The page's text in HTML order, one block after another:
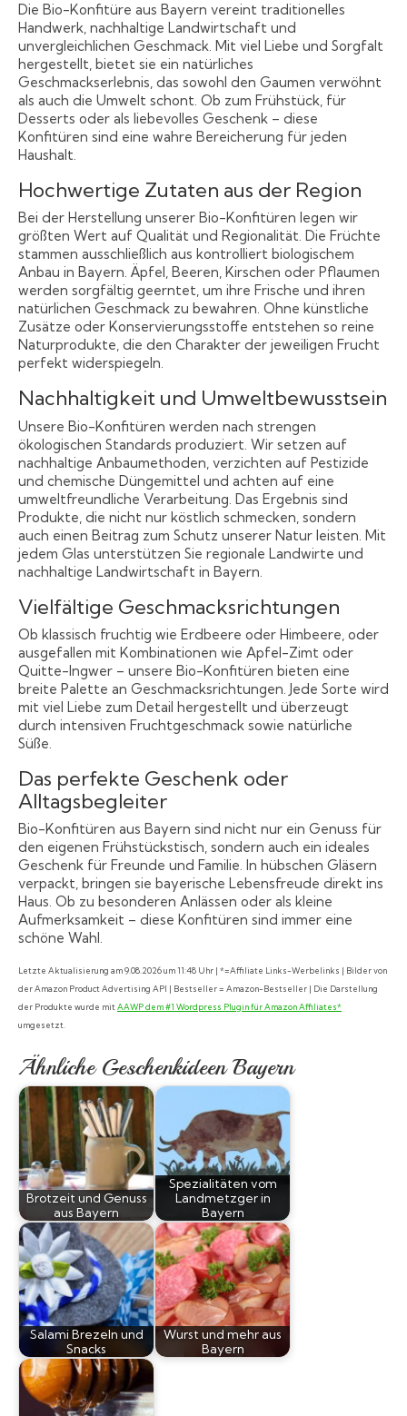
Die Bio-Konfitüre aus Bayern vereint traditionelles
Handwerk, nachhaltige Landwirtschaft und
unvergleichlichen Geschmack. Mit viel Liebe und Sorgfalt
hergestellt, bietet sie ein natürliches
Geschmackserlebnis, das sowohl den Gaumen verwöhnt
als auch die Umwelt schont. Ob zum Frühstück, für
Desserts oder als liebevolles Geschenk – diese
Konfitüren sind eine wahre Bereicherung für jeden
Haushalt.
Hochwertige Zutaten aus der Region
Bei der Herstellung unserer Bio-Konfitüren legen wir
größten Wert auf Qualität und Regionalität. Die Früchte
stammen ausschließlich aus kontrolliert biologischem
Anbau in Bayern. Äpfel, Beeren, Kirschen oder Pflaumen
werden sorgfältig geerntet, um ihre Frische und ihren
natürlichen Geschmack zu bewahren. Ohne künstliche
Zusätze oder Konservierungsstoffe entstehen so reine
Naturprodukte, die den Charakter der jeweiligen Frucht
perfekt widerspiegeln.
Nachhaltigkeit und Umweltbewusstsein
Unsere Bio-Konfitüren werden nach strengen
ökologischen Standards produziert. Wir setzen auf
nachhaltige Anbaumethoden, verzichten auf Pestizide
und chemische Düngemittel und achten auf eine
umweltfreundliche Verarbeitung. Das Ergebnis sind
Produkte, die nicht nur köstlich schmecken, sondern
auch einen Beitrag zum Schutz unserer Natur leisten. Mit
jedem Glas unterstützen Sie regionale Landwirte und
nachhaltige Landwirtschaft in Bayern.
Vielfältige Geschmacksrichtungen
Ob klassisch fruchtig wie Erdbeere oder Himbeere, oder
ausgefallen mit Kombinationen wie Apfel-Zimt oder
Quitte-Ingwer – unsere Bio-Konfitüren bieten eine
breite Palette an Geschmacksrichtungen. Jede Sorte wird
mit viel Liebe zum Detail hergestellt und überzeugt
durch intensiven Fruchtgeschmack sowie natürliche
Süße.
Das perfekte Geschenk oder
Alltagsbegleiter
Bio-Konfitüren aus Bayern sind nicht nur ein Genuss für
den eigenen Frühstückstisch, sondern auch ein ideales
Geschenk für Freunde und Familie. In hübschen Gläsern
verpackt, bringen sie bayerische Lebensfreude direkt ins
Haus. Ob zu besonderen Anlässen oder als kleine
Aufmerksamkeit – diese Konfitüren sind immer eine
schöne Wahl.
Letzte Aktualisierung am 9.08.2026 um 11:48 Uhr | *=Affiliate Links-Werbelinks | Bilder von
der Amazon Product Advertising API | Bestseller = Amazon-Bestseller | Die Darstellung
der Produkte wurde mitAAWP dem #1 Wordpress Plugin für Amazon Affiliates*
umgesetzt.
Ähnliche Geschenkideen Bayern
Brotzeit und Genuss
aus Bayern
Spezialitäten vom
Landmetzger in
Bayern
Salami Brezeln und
Snacks
Wurst und mehr aus
Bayern